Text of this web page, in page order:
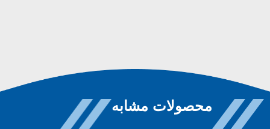
محصولات مشابه